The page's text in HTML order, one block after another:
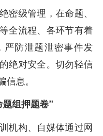
密级管理，在命题、
全流程、各环节有着
严防泄题泄密事件发
绝对安全。切勿轻信
息。
题组押题卷”
机构、自媒体通过网